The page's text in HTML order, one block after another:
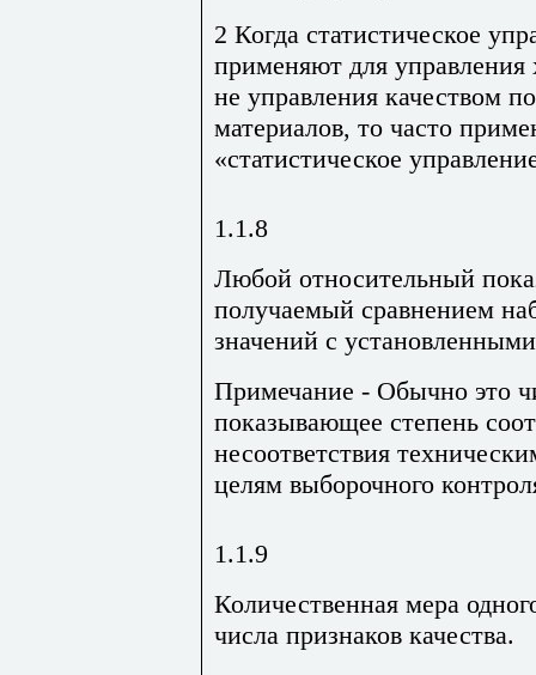
2 Когда статистическое
применяют для управления
не управления качеством
материалов, то часто
«статистическое
1.1.8
Любой относительный
получаемый сравнением
значений с
Примечание - Обычно это
показывающее степень
несоответствия
целям выборочного
1.1.9
Количественная мера
числа признаков качества.